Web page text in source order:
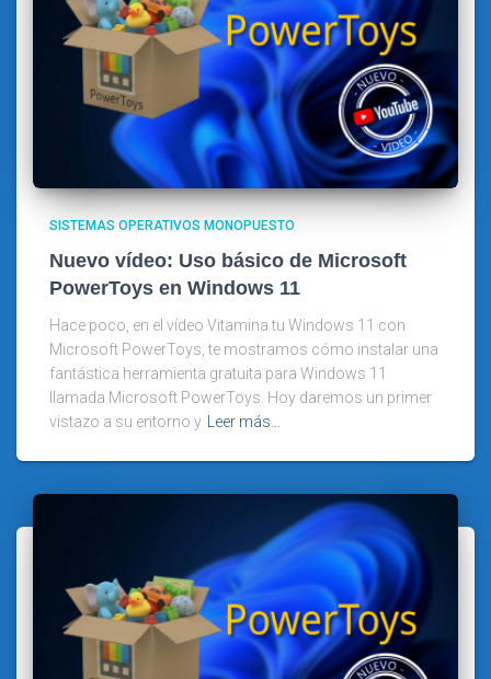
SISTEMAS OPERATIVOS MONOPUESTO
Nuevo vídeo: Uso básico de Microsoft
PowerToys en Windows 11
Hace poco, en el vídeo Vitamina tu Windows 11 con
Microsoft PowerToys, te mostramos cómo instalar una
fantástica herramienta gratuita para Windows 11
llamada Microsoft PowerToys. Hoy daremos un primer
vistazo a su entorno y
Leer más…